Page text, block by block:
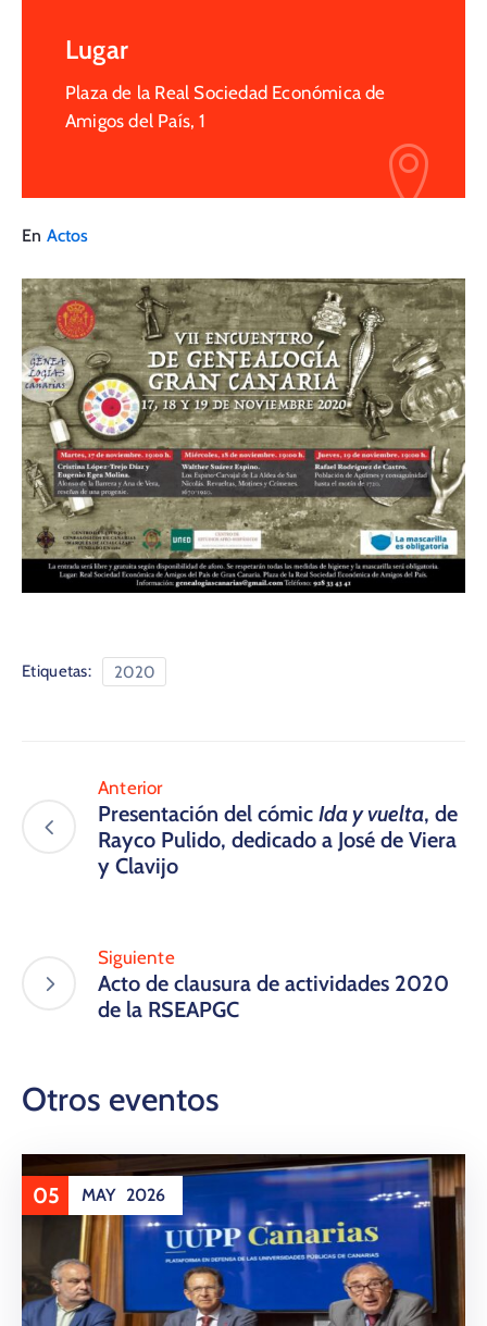
Lugar
Plaza de la Real Sociedad Económica de
Amigos del País, 1
En Actos
Etiquetas: 2020
Anterior
Presentación del cómic Ida y vuelta, de
Rayco Pulido, dedicado a José de Viera
y Clavijo
Siguiente
Acto de clausura de actividades 2020
de la RSEAPGC
Otros eventos
05 MAY 2026